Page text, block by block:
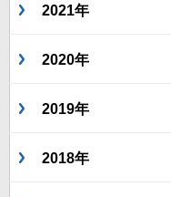
2021年
2020年
2019年
2018年